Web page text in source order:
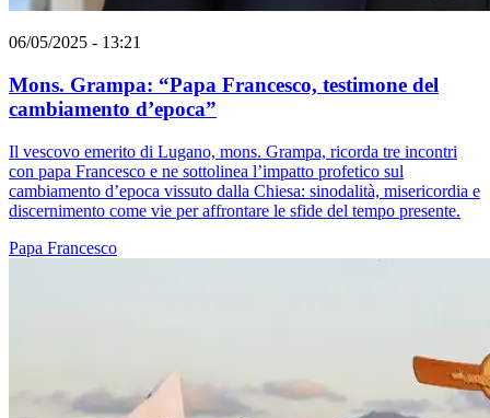
06/05/2025 - 13:21
Mons. Grampa: “Papa Francesco, testimone del
cambiamento d’epoca”
Il vescovo emerito di Lugano, mons. Grampa, ricorda tre incontri
con papa Francesco e ne sottolinea l’impatto profetico sul
cambiamento d’epoca vissuto dalla Chiesa: sinodalità, misericordia e
discernimento come vie per affrontare le sfide del tempo presente.
Papa Francesco